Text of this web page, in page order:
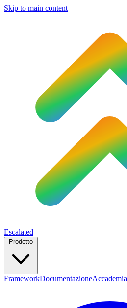
Skip to main content
Escalated
FrameworkDocumentazioneAccademia